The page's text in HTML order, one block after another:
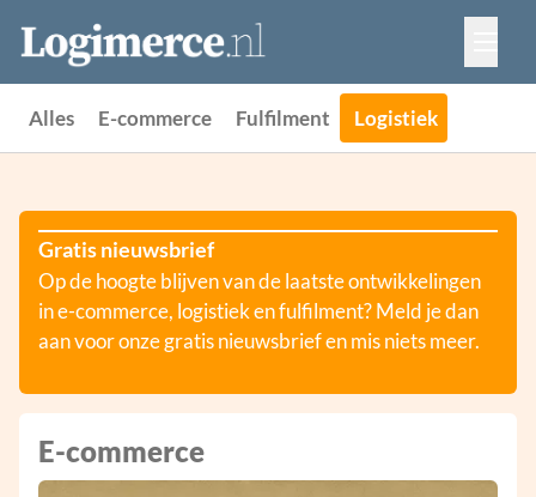
Vacatures
Events
Alles E-commerce Fulfilment Logistiek
Gratis nieuwsbrief
Op de hoogte blijven van de laatste ontwikkelingen
in e-commerce, logistiek en fulfilment? Meld je dan
aan voor onze gratis nieuwsbrief en mis niets meer.
E-commerce